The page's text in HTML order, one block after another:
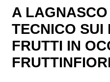
A
TECNICO SUI
FRUTTI IN